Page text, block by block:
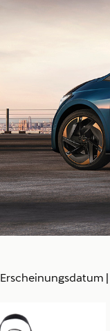
Erscheinungsdatum |